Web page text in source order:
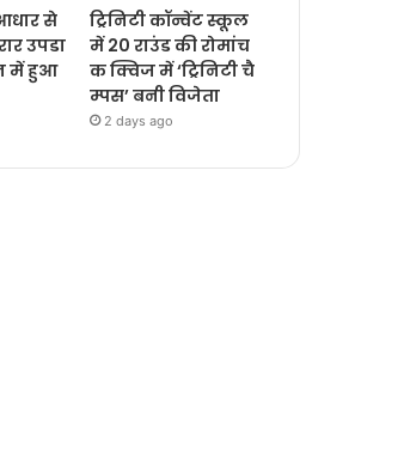
से
उपडा
में हुआ
ट्रिनिटी कॉन्वेंट स्कूल
में 20 राउंड की रोमांच
क क्विज में ‘ट्रिनिटी चै
म्पस’ बनी विजेता
2 days ago